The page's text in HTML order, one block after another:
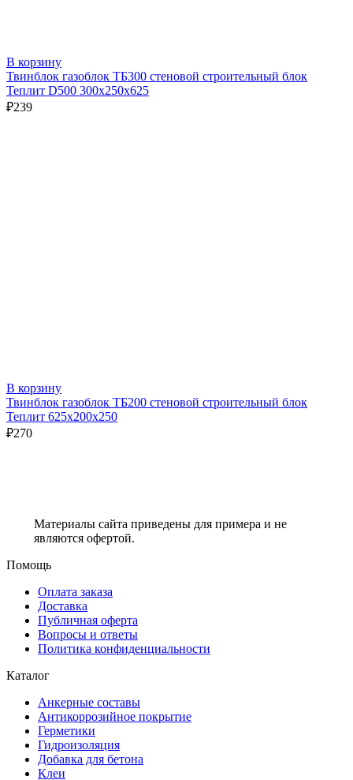
В корзину
Твинблок газоблок ТБ300 стеновой строительный блок
Теплит D500 300х250х625
₽239
В корзину
Твинблок газоблок ТБ200 стеновой строительный блок
Теплит 625х200х250
₽270
Материалы сайта приведены для примера и не
являются офертой.
Помощь
Оплата заказа
Доставка
Публичная оферта
Вопросы и ответы
Политика конфиденциальности
Каталог
Анкерные составы
Антикоррозийное покрытие
Герметики
Гидроизоляция
Добавка для бетона
Клеи